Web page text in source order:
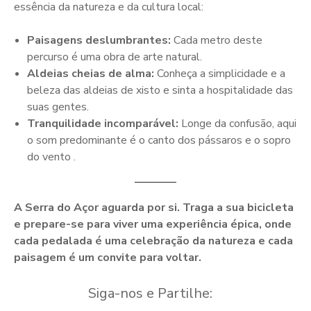
essência da natureza e da cultura local:
Paisagens deslumbrantes: Cada metro deste
percurso é uma obra de arte natural.
Aldeias cheias de alma: Conheça a simplicidade e a
beleza das aldeias de xisto e sinta a hospitalidade das
suas gentes.
Tranquilidade incomparável: Longe da confusão, aqui
o som predominante é o canto dos pássaros e o sopro
do vento .
A Serra do Açor aguarda por si. Traga a sua bicicleta
e prepare-se para viver uma experiência épica, onde
cada pedalada é uma celebração da natureza e cada
paisagem é um convite para voltar.
Siga-nos e Partilhe: